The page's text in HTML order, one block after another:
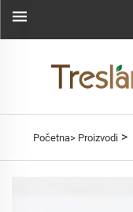
Početna> Proizvodi>